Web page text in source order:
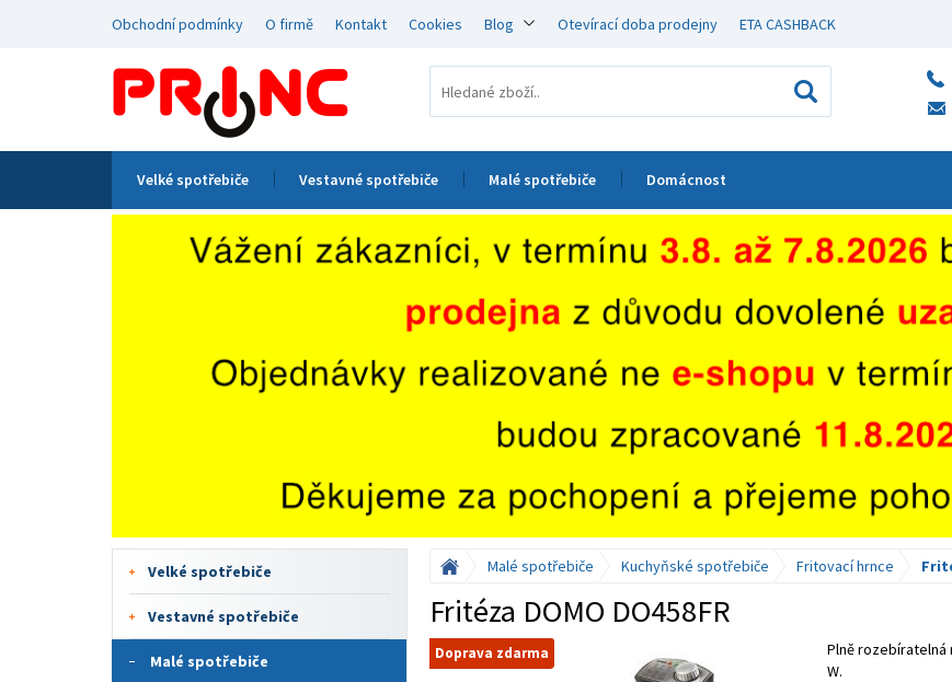
Obchodní podmínky O firmě Kontakt Cookies Blog Otevírací doba prodejny ETA CASHBACK
Velké spotřebiče Vestavné spotřebiče Malé spotřebiče Domácnost
Velké spotřebiče
Vestavné spotřebiče
Malé spotřebiče
Malé spotřebiče Kuchyňské spotřebiče Fritovací hrnce
Fritéza DOMO DO458FR
Doprava zdarma
Plně rozebíratelná
W.